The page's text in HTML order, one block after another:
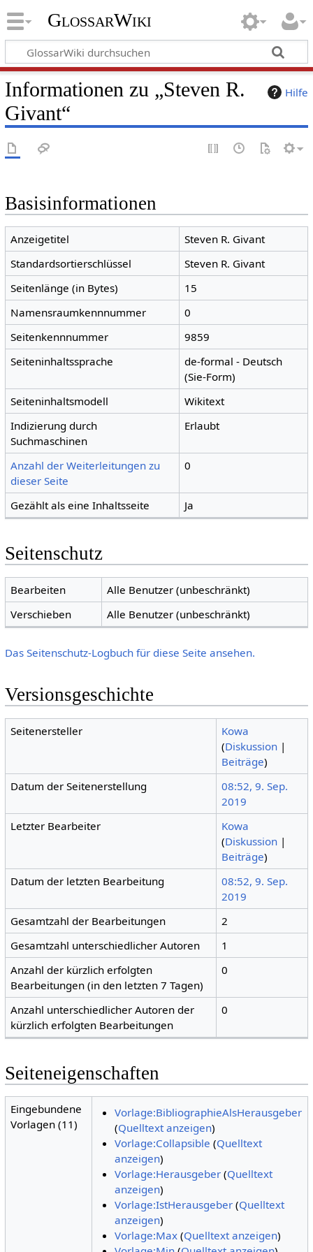
GlossarWiki
Hilfe
Informationen zu „Steven R.
Givant“
Basisinformationen
Anzeigetitel
Steven R. Givant
Standardsortierschlüssel
Steven R. Givant
Seitenlänge (in Bytes)
15
Namensraumkennnummer
0
Seitenkennnummer
9859
Seiteninhaltssprache
de-formal - Deutsch
(Sie-Form)
Seiteninhaltsmodell
Wikitext
Indizierung durch
Suchmaschinen
Erlaubt
Anzahl der Weiterleitungen zu
dieser Seite
0
Gezählt als eine Inhaltsseite Ja
Seitenschutz
Bearbeiten
Alle Benutzer (unbeschränkt)
Verschieben
Alle Benutzer (unbeschränkt)
Das Seitenschutz-Logbuch für diese Seite ansehen.
Versionsgeschichte
Seitenersteller
Kowa
(Diskussion |
Beiträge)
Datum der Seitenerstellung
08:52, 9. Sep.
2019
Letzter Bearbeiter
Kowa
(Diskussion |
Beiträge)
Datum der letzten Bearbeitung
08:52, 9. Sep.
2019
Gesamtzahl der Bearbeitungen
2
Gesamtzahl unterschiedlicher Autoren
1
Anzahl der kürzlich erfolgten
Bearbeitungen (in den letzten 7 Tagen)
0
Anzahl unterschiedlicher Autoren der
kürzlich erfolgten Bearbeitungen
0
Seiteneigenschaften
Eingebundene
Vorlagen (11)
Vorlage:BibliographieAlsHerausgeber
(Quelltext anzeigen)
Vorlage:Collapsible (Quelltext
anzeigen)
Vorlage:Herausgeber(Quelltext
anzeigen)
Vorlage:IstHerausgeber(Quelltext
anzeigen)
Vorlage:Max(Quelltext anzeigen)